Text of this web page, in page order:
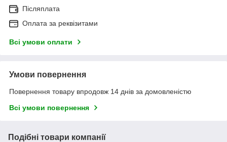
Післяплата
Оплата за реквізитами
Всі умови оплати
Умови повернення
Повернення товару впродовж 14 днів за домовленістю
Всі умови повернення
Подібні товари компанії